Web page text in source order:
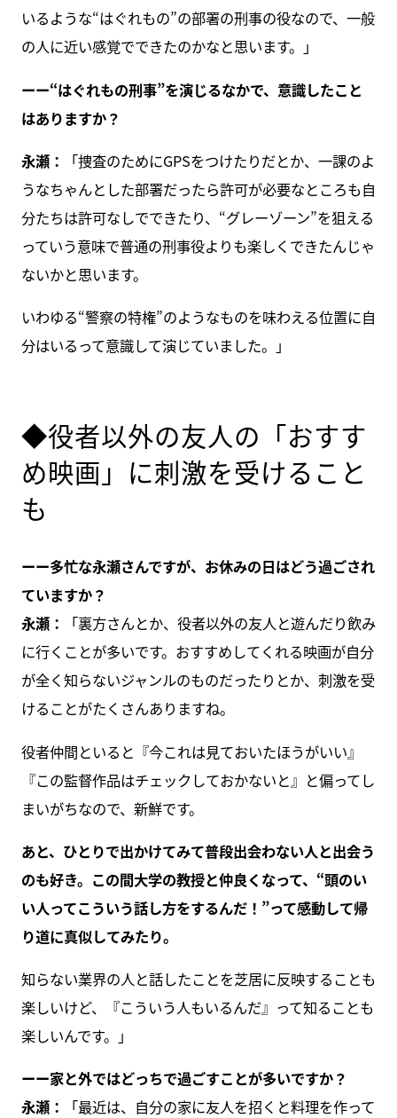
いるような“はぐれもの”の部署の刑事の役なので、一般
の人に近い感覚でできたのかなと思います。」
ーー“はぐれもの刑事”を演じるなかで、意識したこと
はありますか？
永瀬：
「捜査のためにGPSをつけたりだとか、一課のよ
うなちゃんとした部署だったら許可が必要なところも自
分たちは許可なしでできたり、“グレーゾーン”を狙える
っていう意味で普通の刑事役よりも楽しくできたんじゃ
ないかと思います。
いわゆる“警察の特権”のようなものを味わえる位置に自
分はいるって意識して演じていました。」
◆役者以外の友人の「おすす
め映画」に刺激を受けること
も
ーー多忙な永瀬さんですが、お休みの日はどう過ごされ
ていますか？
永瀬：
「裏方さんとか、役者以外の友人と遊んだり飲み
に行くことが多いです。おすすめしてくれる映画が自分
が全く知らないジャンルのものだったりとか、刺激を受
けることがたくさんありますね。
役者仲間といると『今これは見ておいたほうがいい』
『この監督作品はチェックしておかないと』と偏ってし
まいがちなので、新鮮です。
あと、ひとりで出かけてみて普段出会わない人と出会う
のも好き。この間大学の教授と仲良くなって、“頭のい
い人ってこういう話し方をするんだ！”って感動して帰
り道に真似してみたり。
知らない業界の人と話したことを芝居に反映することも
楽しいけど、『こういう人もいるんだ』って知ることも
楽しいんです。」
ーー家と外ではどっちで過ごすことが多いですか？
永瀬：
「最近は、自分の家に友人を招くと料理を作って